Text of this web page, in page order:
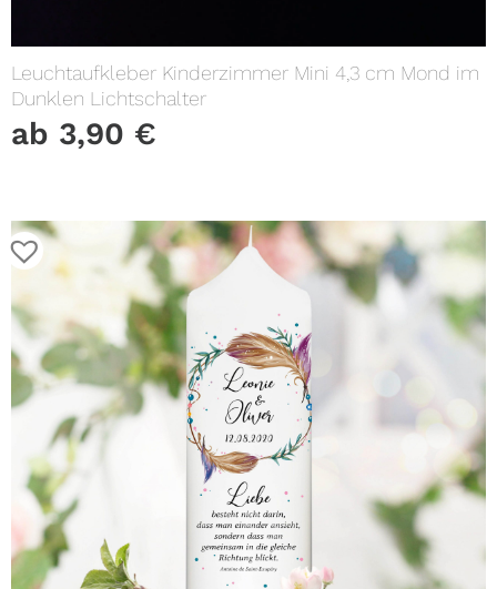
Leuchtaufkleber Kinderzimmer Mini 4,3 cm Mond im
Dunklen Lichtschalter
ab 3,90 €